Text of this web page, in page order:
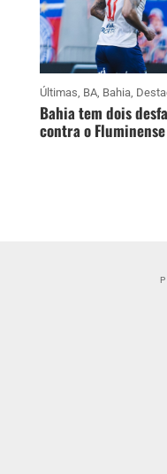
Últimas, BA, Bahia,
Bahia tem dois
contra o